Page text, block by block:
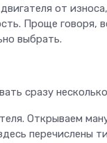
от
Проще говоря,
выбрать.
сразу
Открываем
перечислены